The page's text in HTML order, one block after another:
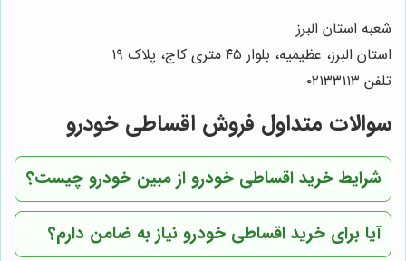
شعبه استان البرز
استان البرز، عظیمیه، بلوار ۴۵ متری کاج، پلاک ۱۹
تلفن ۰۲۱۳۳۱۱۳
سوالات متداول فروش اقساطی خودرو
شرایط خرید اقساطی خودرو از مبین خودرو چیست؟
آیا برای خرید اقساطی خودرو نیاز به ضامن دارم؟